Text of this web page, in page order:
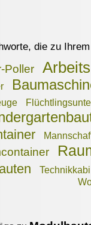
die zu
Poller